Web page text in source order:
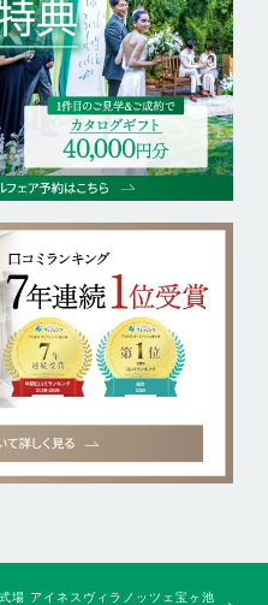
場 アイネスヴィラノッツェ宝ヶ池